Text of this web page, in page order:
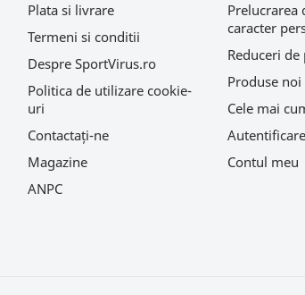
Plata si livrare
Termeni si conditii
Despre SportVirus.ro
Politica de utilizare cookie-
uri
Contactați-ne
Magazine
ANPC
Prelucrarea
caracter
Reduceri de
Produse noi
Cele mai
Autentificare
Contul meu